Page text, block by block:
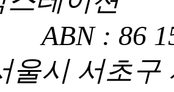
: 86
울시 서초